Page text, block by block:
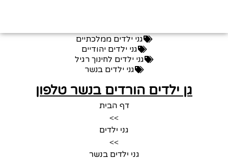
גני ילדים ממלכתיים
גני ילדים יהודיים
גני ילדים לחינוך רגיל
גני ילדים בנשר
גן ילדים הורדים בנשר טלפון
דף הבית
>>
גני ילדים
>>
גני ילדים בנשר